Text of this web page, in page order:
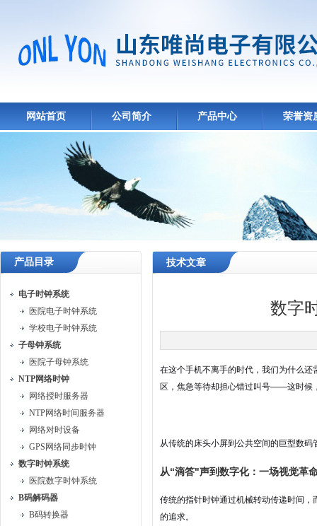
网站首页 公司简介 产品中心 荣誉资
产品目录
电子时钟系统
医院电子时钟系统
学校电子时钟系统
子母钟系统
医院子母钟系统
NTP网络时钟
网络授时服务器
NTP网络时间服务器
网络对时设备
GPS网络同步时钟
数字时钟系统
医院数字时钟系统
B码解码器
B码转换器
技术文章
数字
在这个手机不离手的时代，我们为什么还
区，焦急等待却担心错过叫号——这时候
从传统的床头小屏到公共空间的巨型数码
从“滴答"声到数字化：一场视觉革
传统的指针时钟通过机械转动传递时间，
的追求。